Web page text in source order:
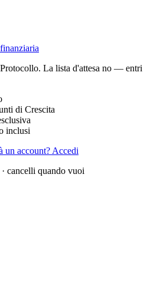
La lista d'attesa no — entri
di Crescita
inclusi
un account? Accedi
cancelli quando vuoi